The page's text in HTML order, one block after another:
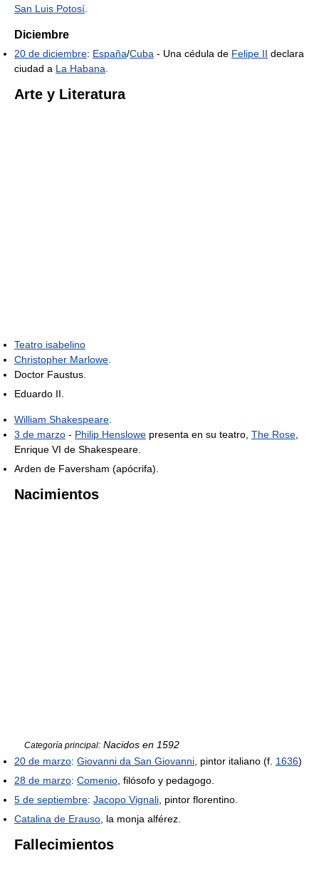
San Luis Potosí
Diciembre
20 de diciembre: España/Cuba - Una cédula de Felipe II declara
ciudad a La Habana
Arte y Literatura
Teatro isabelino
Christopher Marlowe
Doctor Faustus.
Eduardo II.
William Shakespeare
3 de marzo - Philip Henslowe presenta en su teatro, The Rose
Enrique VI de Shakespeare.
Arden de Faversham (apócrifa).
Nacimientos
Categoría principal: Nacidos en 1592
20 de marzo: Giovanni da San Giovanni, pintor italiano (f. 1636)
28 de marzo: Comenio, filósofo y pedagogo.
5 de septiembre: Jacopo Vignali, pintor florentino.
Catalina de Erauso, la monja alférez.
Fallecimientos